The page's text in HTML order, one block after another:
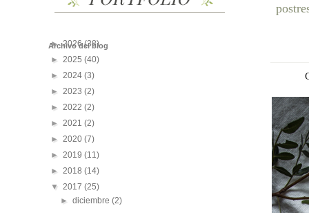
Archivo del blog
►2026(38)
► 2025 (40)
► 2024 (3)
► 2023 (2)
► 2022 (2)
► 2021 (2)
► 2020 (7)
► 2019 (11)
► 2018 (14)
▼ 2017 (25)
►diciembre(2)